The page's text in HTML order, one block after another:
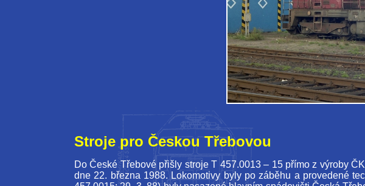
Stroje pro Českou Třebovou
Do České Třebové přišly stroje T 457.0013 – 15 přímo z výroby
dne 22. března 1988. Lokomotivy byly po záběhu a provedené